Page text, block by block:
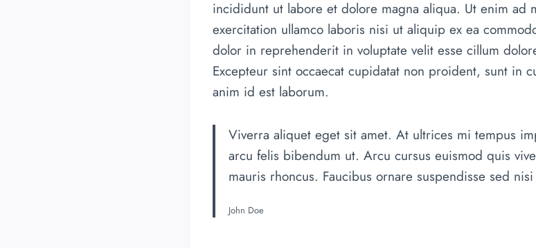
incididunt ut labore et dolore magna aliqua. Ut enim ad
exercitation ullamco laboris nisi ut aliquip ex ea
dolor in reprehenderit in voluptate velit esse cillum
Excepteur sint occaecat cupidatat non proident, sunt in
anim id est laborum.
Viverra aliquet eget sit amet. At ultrices mi tempus
arcu felis bibendum ut. Arcu cursus euismod quis
mauris rhoncus. Faucibus ornare suspendisse sed
John Doe